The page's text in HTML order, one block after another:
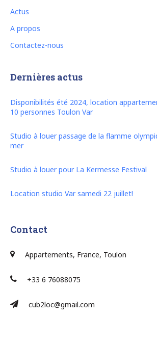
Actus
A propos
Contactez-nous
Dernières actus
Disponibilités été 2024, location
10 personnes Toulon Var
Studio à louer passage de la flamme
mer
Studio à louer pour La Kermesse Festival
Location studio Var samedi 22 juillet!
Contact
Appartements, France, Toulon
+33 6 76088075
cub2loc@gmail.com